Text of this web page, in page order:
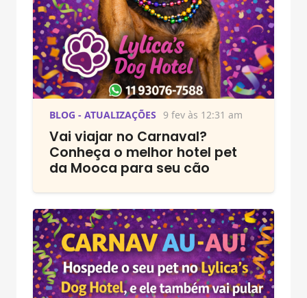
BLOG - ATUALIZAÇÕES 9 fev às 12:31 am
Vai viajar no Carnaval?
Conheça o melhor hotel pet
da Mooca para seu cão